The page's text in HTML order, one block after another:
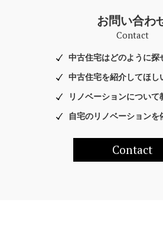
お問い合わ
Contact
中古住宅はどのように探
中古住宅を紹介してほし
リノベーションについて
自宅のリノベーションを
Contact